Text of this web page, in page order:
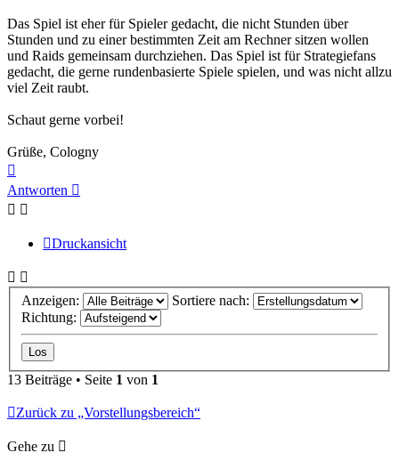
Das Spiel ist eher für Spieler gedacht, die nicht Stunden über
Stunden und zu einer bestimmten Zeit am Rechner sitzen wollen
und Raids gemeinsam durchziehen. Das Spiel ist für Strategiefans
gedacht, die gerne rundenbasierte Spiele spielen, und was nicht allzu
viel Zeit raubt.
Schaut gerne vorbei!
Grüße, Cologny
oben
Antworten
Druckansicht
Anzeigen:
Sortiere nach:
Richtung:
13 Beiträge • Seite 1 von 1
Zurück zu „Vorstellungsbereich“
Gehe zu